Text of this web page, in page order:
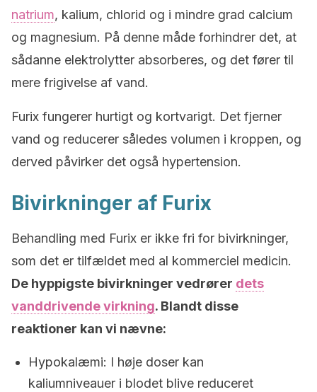
natrium, kalium, chlorid og i mindre grad calcium
og magnesium. På denne måde forhindrer det, at
sådanne elektrolytter absorberes, og det fører til
mere frigivelse af vand.
Furix fungerer hurtigt og kortvarigt. Det fjerner
vand og reducerer således volumen i kroppen, og
derved påvirker det også ​​hypertension.
Bivirkninger af Furix
Behandling med Furix er ikke fri for bivirkninger,
som det er tilfældet med al kommerciel medicin.
De hyppigste bivirkninger vedrører dets
vanddrivende virkning. Blandt disse
reaktioner kan vi nævne:
Hypokalæmi: I høje doser kan
kaliumniveauer i blodet blive reduceret